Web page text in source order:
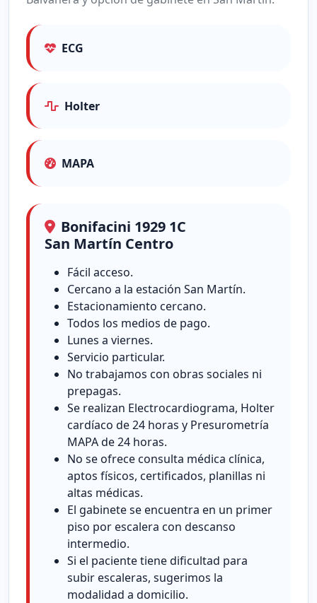
ECG
Holter
MAPA
Bonifacini 1929 1C
San Martín Centro
Fácil acceso.
Cercano a la estación San Martín.
Estacionamiento cercano.
Todos los medios de pago.
Lunes a viernes.
Servicio particular.
No trabajamos con obras sociales ni
prepagas.
Se realizan Electrocardiograma, Holter
cardíaco de 24 horas y Presurometría
MAPA de 24 horas.
No se ofrece consulta médica clínica,
aptos físicos, certificados, planillas ni
altas médicas.
El gabinete se encuentra en un primer
piso por escalera con descanso
intermedio.
Si el paciente tiene dificultad para
subir escaleras, sugerimos la
modalidad a domicilio.